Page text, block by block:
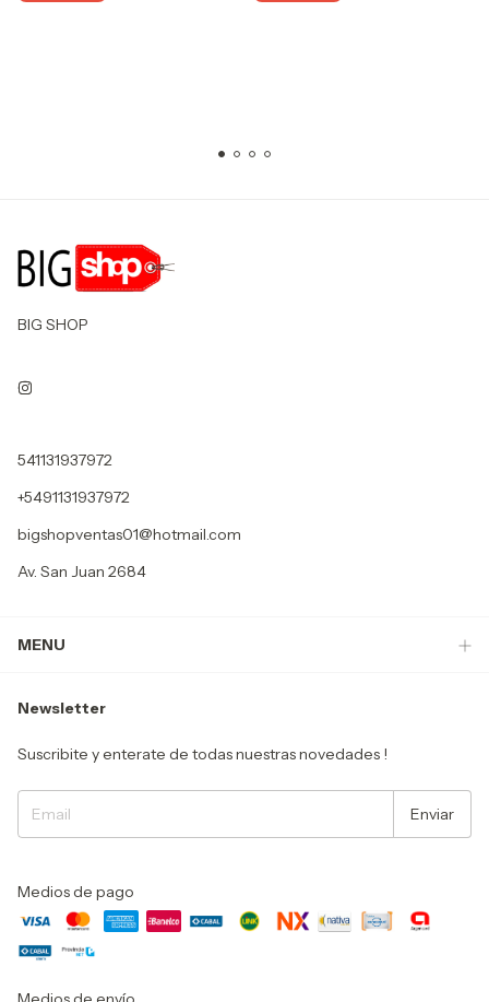
BIG SHOP
541131937972
+5491131937972
bigshopventas01@hotmail.com
Av. San Juan 2684
MENU
Newsletter
Suscribite y enterate de todas nuestras novedades !
Medios de pago